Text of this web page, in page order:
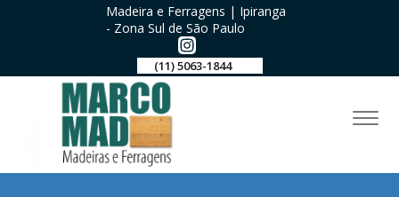
Madeira e Ferragens | Ipiranga
- Zona Sul de São Paulo
(11) 5063-1844